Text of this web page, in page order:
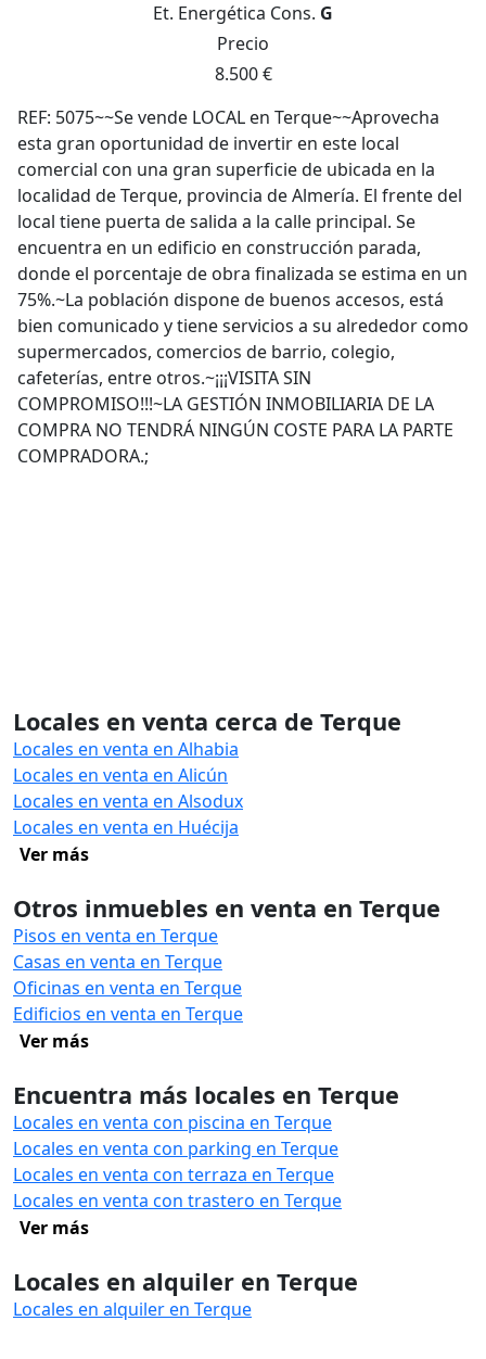
Et. Energética Cons. G
Precio
8.500 €
REF: 5075~~Se vende LOCAL en Terque~~Aprovecha
esta gran oportunidad de invertir en este local
comercial con una gran superficie de ubicada en la
localidad de Terque, provincia de Almería. El frente del
local tiene puerta de salida a la calle principal. Se
encuentra en un edificio en construcción parada,
donde el porcentaje de obra finalizada se estima en un
75%.~La población dispone de buenos accesos, está
bien comunicado y tiene servicios a su alrededor como
supermercados, comercios de barrio, colegio,
cafeterías, entre otros.~¡¡¡VISITA SIN
COMPROMISO!!!~LA GESTIÓN INMOBILIARIA DE LA
COMPRA NO TENDRÁ NINGÚN COSTE PARA LA PARTE
COMPRADORA.;
Locales en venta cerca de Terque
Locales en venta en Alhabia
Locales en venta en Alicún
Locales en venta en Alsodux
Locales en venta en Huécija
Ver más
Otros inmuebles en venta en Terque
Pisos en venta en Terque
Casas en venta en Terque
Oficinas en venta en Terque
Edificios en venta en Terque
Ver más
Encuentra más locales en Terque
Locales en venta con piscina en Terque
Locales en venta con parking en Terque
Locales en venta con terraza en Terque
Locales en venta con trastero en Terque
Ver más
Locales en alquiler en Terque
Locales en alquiler en Terque